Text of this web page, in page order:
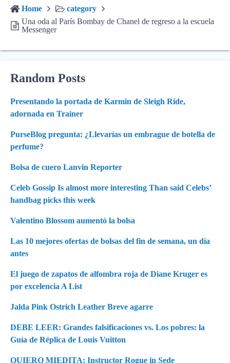
Home
category
Una oda al París Bombay de Chanel de regreso a la escuela
Messenger
Random Posts
Presentando la portada de Karmin de Sleigh Ride,
adornada en Trainer
PurseBlog pregunta: ¿Llevarías un embrague de botella de
perfume?
Bolsa de cuero Lanvin Reporter
Celeb Gossip Is almost more interesting Than said Celebs’
handbag picks this week
Valentino Blossom aumentó la bolsa
Las 10 mejores ofertas de bolsas del fin de semana, un día
antes
El juego de zapatos de alfombra roja de Diane Kruger es
por excelencia A List
Jalda Pink Ostrich Leather Breve agarre
DEBE LEER: Grandes falsificaciones vs. Los pobres: la
Guía de Réplica de Louis Vuitton
QUIERO MIEDITA: Instructor Rogue in Sede